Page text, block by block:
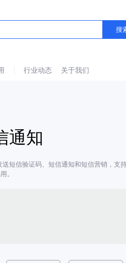
行业动态 关于我们
通知
短信验证码、短信通知和短信营销，支
。